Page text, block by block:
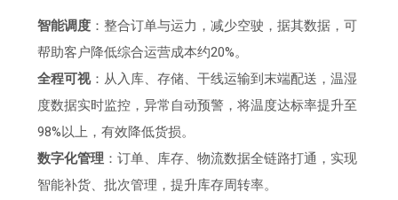
智能调度 ：整合订单与运力，减少空驶，据其数据，可
帮助客户降低综合运营成本约20%。
全程可视：从入库、存储、干线运输到末端配送，温湿
度数据实时监控，异常自动预警，将温度达标率提升至
98%以上，有效降低货损。
数字化管理 ：订单、库存、物流数据全链路打通，实现
智能补货、批次管理，提升库存周转率。